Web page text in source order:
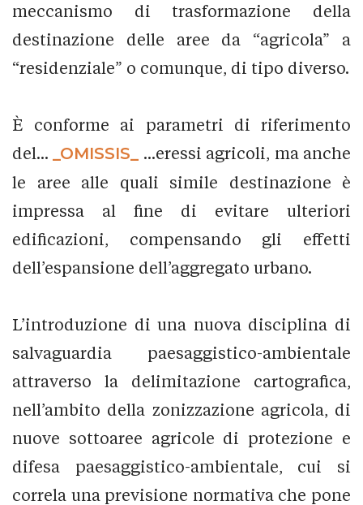
meccanismo di trasformazione della
destinazione delle aree da “agricola” a
“residenziale” o comunque, di tipo diverso.
È conforme ai parametri di riferimento
del...
_OMISSIS_
...eressi agricoli, ma anche
le aree alle quali simile destinazione è
impressa al fine di evitare ulteriori
edificazioni, compensando gli effetti
dell’espansione dell’aggregato urbano.
L’introduzione di una nuova disciplina di
salvaguardia paesaggistico-ambientale
attraverso la delimitazione cartografica,
nell’ambito della zonizzazione agricola, di
nuove sottoaree agricole di protezione e
difesa paesaggistico-ambientale, cui si
correla una previsione normativa che pone